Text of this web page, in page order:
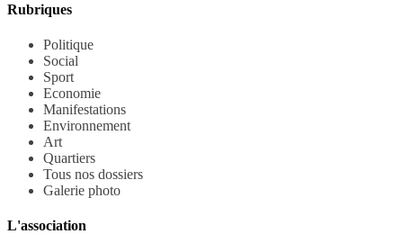
Rubriques
Politique
Social
Sport
Economie
Manifestations
Environnement
Art
Quartiers
Tous nos dossiers
Galerie photo
L'association